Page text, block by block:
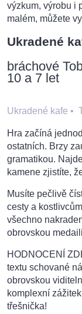
výzkum, výrobu i
malém, můžete
Ukradené
bráchové
10 a 7 let
Ukradené kafe •
Hra začíná
ostatních. Brzy
gramatikou.
kamene zjistíte,
Musíte pečlivě
cesty a
všechno
obrovskou
HODNOCENÍ
textu schované
obrovskou
komplexní
třešnička!